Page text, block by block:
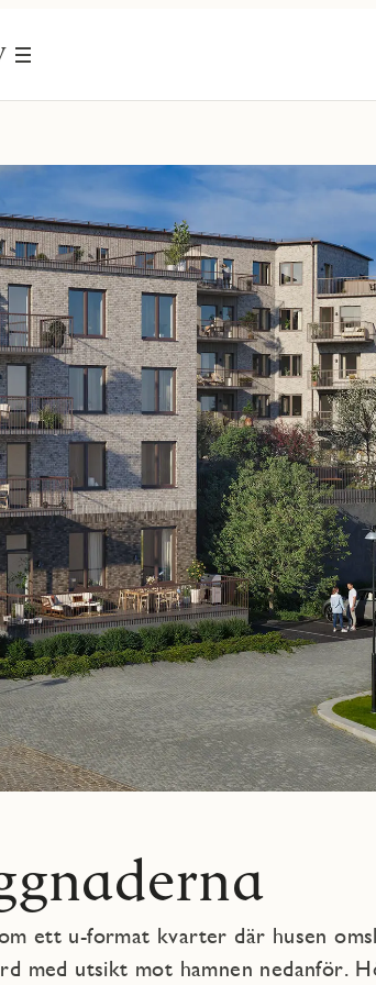
ett u-format kvarter där husen
med utsikt mot hamnen nedanför.